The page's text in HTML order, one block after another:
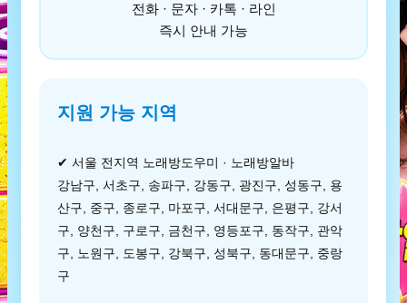
전화 · 문자 · 카톡 · 라인
즉시 안내 가능
지원 가능 지역
✔ 서울 전지역 노래방도우미 · 노래방알바
강남구, 서초구, 송파구, 강동구, 광진구, 성동구, 용
산구, 중구, 종로구, 마포구, 서대문구, 은평구, 강서
구, 양천구, 구로구, 금천구, 영등포구, 동작구, 관악
구, 노원구, 도봉구, 강북구, 성북구, 동대문구, 중랑
구